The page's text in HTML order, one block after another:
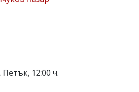
, Петък, 12:00 ч.